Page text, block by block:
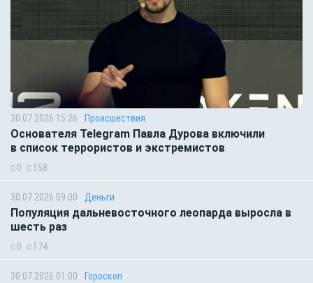
30.07.2026 15:26 Происшествия
Основателя Telegram Павла Дурова включили
в список террористов и экстремистов
0 158
30.07.2026 09:00 Деньги
Популяция дальневосточного леопарда выросла в
шесть раз
0 174
30.07.2026 01:00 Гороскоп